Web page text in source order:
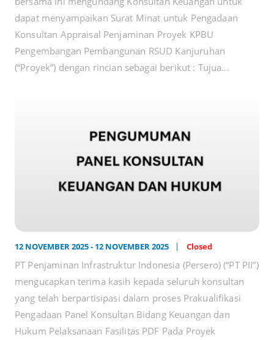
dapat menyampaikan Surat Minat untuk Pengadaan
Konsultan Appraisal Penjaminan Proyek KPBU
Pengembangan Pembangunan RSUD Kanjuruhan
(“Proyek”) dengan rincian sebagai berikut : Tujua...
12 NOVEMBER 2025 - 12 NOVEMBER 2025 Closed
PT Penjaminan Infrastruktur Indonesia (Persero) (“PT PII”)
mengucapkan terima kasih kepada seluruh konsultan
yang telah berpartisipasi dalam proses Prakualifikasi
Pengadaan Panel Konsultan Bidang Keuangan dan
Hukum Pelaksanaan Fasilitas PDF Pada Proyek